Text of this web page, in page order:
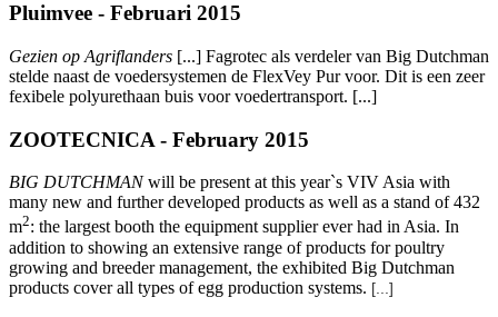
Pluimvee - Februari 2015
Gezien op Agriflanders [...] Fagrotec als verdeler van Big Dutchman
stelde naast de voedersystemen de FlexVey Pur voor. Dit is een zeer
fexibele polyurethaan buis voor voedertransport. [...]
ZOOTECNICA - February 2015
BIG DUTCHMANwill be present at this year`s VIV Asia with
many new and further developed products as well as a stand of 432
m2: the largest booth the equipment supplier ever had in Asia. In
addition to showing an extensive range of products for poultry
growing and breeder management, the exhibited Big Dutchman
products cover all types of egg production systems. [...]